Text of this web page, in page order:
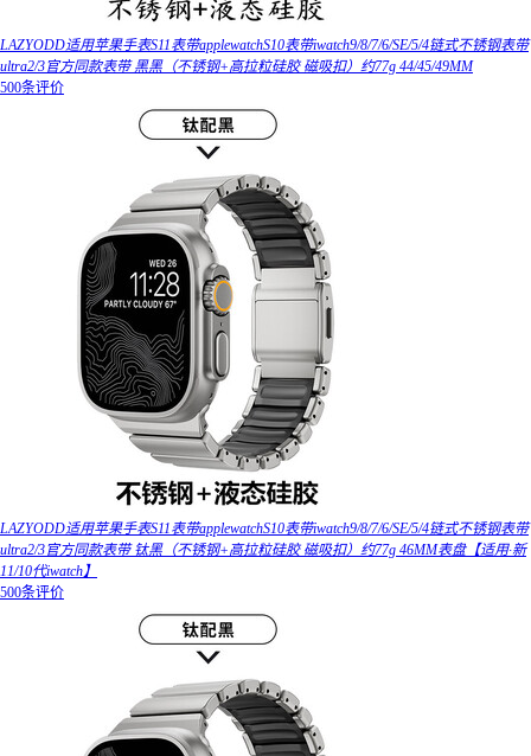
LAZYODD适用苹果手表S11表带applewatchS10表带iwatch9/8/7/6/SE/5/4链式不锈钢表带
ultra2/3官方同款表带 黑黑（不锈钢+高拉粒硅胶 磁吸扣）约77g 44/45/49MM
500条评价
LAZYODD适用苹果手表S11表带applewatchS10表带iwatch9/8/7/6/SE/5/4链式不锈钢表带
ultra2/3官方同款表带 钛黑（不锈钢+高拉粒硅胶 磁吸扣）约77g 46MM表盘【适用·新
11/10代iwatch】
500条评价